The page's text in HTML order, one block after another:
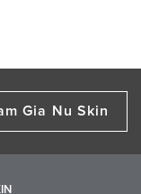
Gia Nu Skin